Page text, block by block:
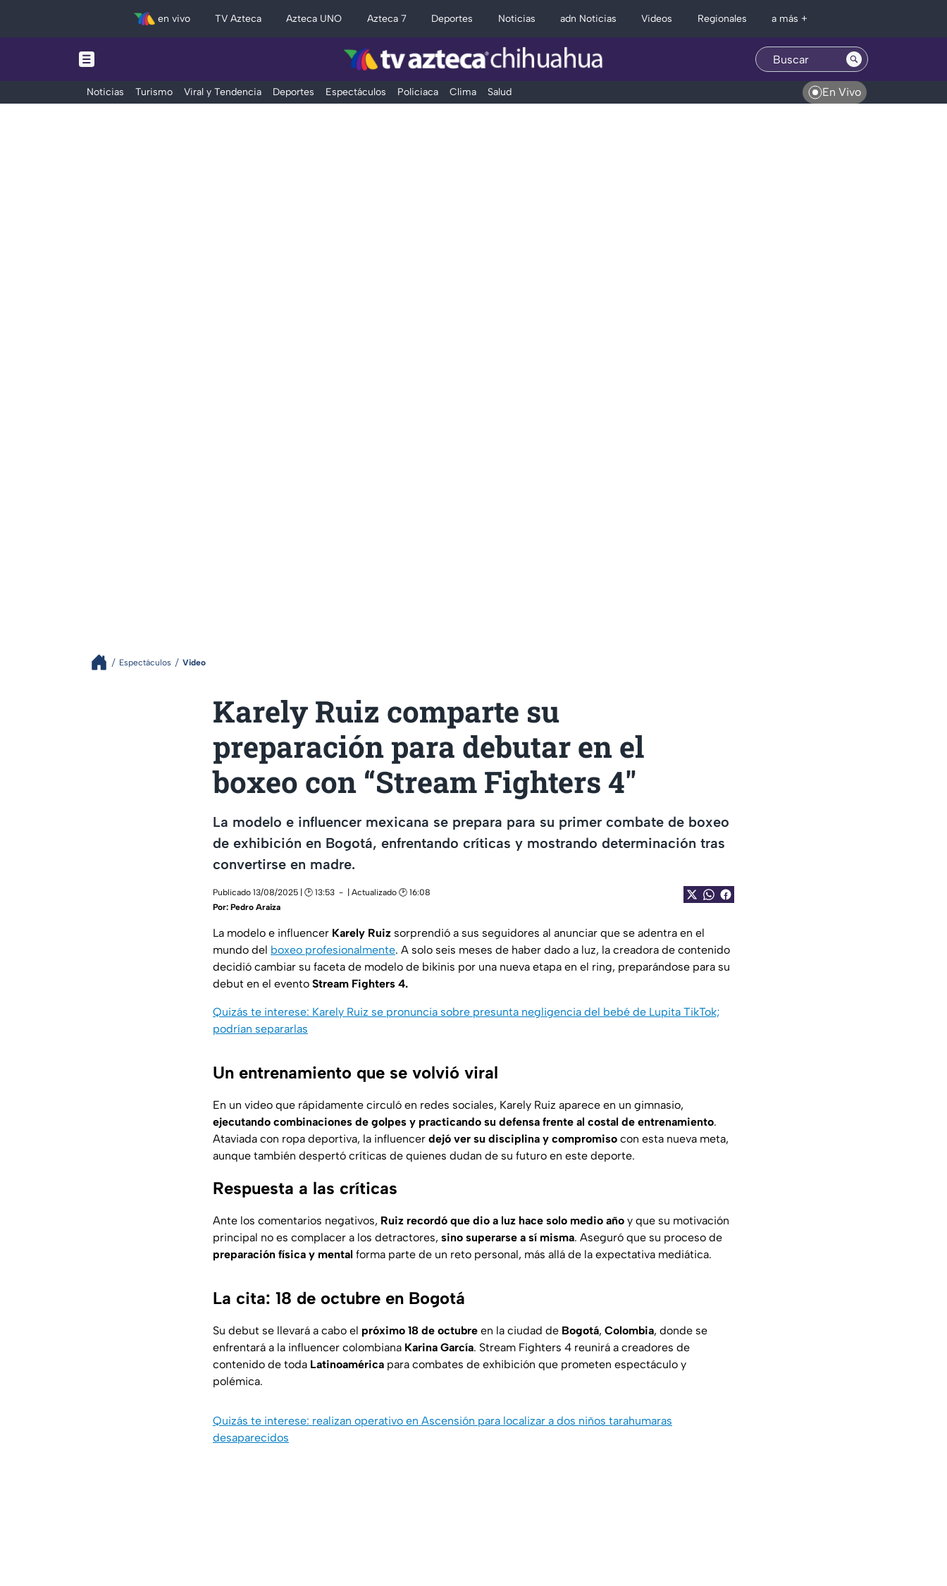
en vivo TV Azteca Azteca UNO Azteca 7 Deportes Noticias adn Noticias Videos Regionales a más +
Noticias Turismo Viral y Tendencia Deportes Espectáculos Policiaca Clima Salud En Vivo
Espectáculos Video
Karely Ruiz comparte su
preparación para debutar en el
boxeo con “Stream Fighters 4"
La modelo e influencer mexicana se prepara para su primer combate de boxeo
de exhibición en Bogotá, enfrentando críticas y mostrando determinación tras
convertirse en madre.
Publicado 13/08/2025 | 🕑 13:53
| Actualizado 🕑 16:08
Por: Pedro Araiza
La modelo e influencer Karely Ruiz sorprendió a sus seguidores al anunciar que se adentra en el
mundo del boxeo profesionalmente. A solo seis meses de haber dado a luz, la creadora de contenido
decidió cambiar su faceta de modelo de bikinis por una nueva etapa en el ring, preparándose para su
debut en el evento Stream Fighters 4.
Quizás te interese: Karely Ruiz se pronuncia sobre presunta negligencia del bebé de Lupita TikTok;
podrían separarlas
Un entrenamiento que se volvió viral
En un video que rápidamente circuló en redes sociales, Karely Ruiz aparece en un gimnasio,
ejecutando combinaciones de golpes y practicando su defensa frente al costal de entrenamiento.
Ataviada con ropa deportiva, la influencer dejó ver su disciplina y compromiso con esta nueva meta,
aunque también despertó críticas de quienes dudan de su futuro en este deporte.
Respuesta a las críticas
Ante los comentarios negativos, Ruiz recordó que dio a luz hace solo medio año y que su motivación
principal no es complacer a los detractores, sino superarse a sí misma. Aseguró que su proceso de
preparación física y mental forma parte de un reto personal, más allá de la expectativa mediática.
La cita: 18 de octubre en Bogotá
Su debut se llevará a cabo el próximo 18 de octubre en la ciudad de Bogotá, Colombia, donde se
enfrentará a la influencer colombiana Karina García. Stream Fighters 4 reunirá a creadores de
contenido de toda Latinoamérica para combates de exhibición que prometen espectáculo y
polémica.
Quizás te interese: realizan operativo en Ascensión para localizar a dos niños tarahumaras
desaparecidos